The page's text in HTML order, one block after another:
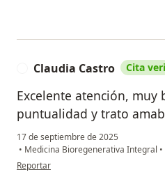
Claudia Castro Cita
Excelente atención, muy
puntualidad y trato
17 de septiembre de 2025
• Medicina Bioregenerativa Integral •
en opinión del usuario Claudia Castro
Reportar